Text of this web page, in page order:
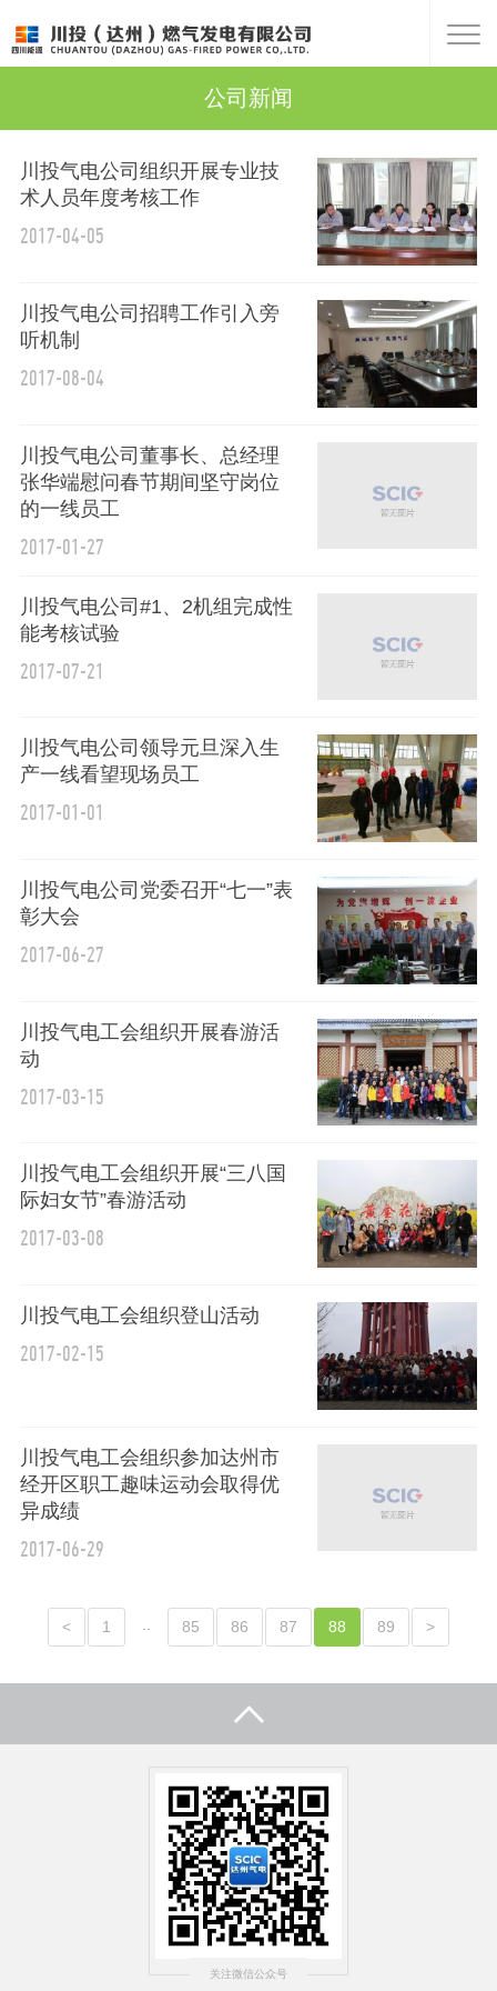
公司新闻
川投气电公司组织开展专业技
术人员年度考核工作
2017-04-05
川投气电公司招聘工作引入旁
听机制
2017-08-04
川投气电公司董事长、总经理
张华端慰问春节期间坚守岗位
的一线员工
2017-01-27
川投气电公司#1、2机组完成性
能考核试验
2017-07-21
川投气电公司领导元旦深入生
产一线看望现场员工
2017-01-01
川投气电公司党委召开“七一”表
彰大会
2017-06-27
川投气电工会组织开展春游活
动
2017-03-15
川投气电工会组织开展“三八国
际妇女节”春游活动
2017-03-08
川投气电工会组织登山活动
2017-02-15
川投气电工会组织参加达州市
经开区职工趣味运动会取得优
异成绩
2017-06-29
< 1 85 86 87 88 89 >
关注微信公众号